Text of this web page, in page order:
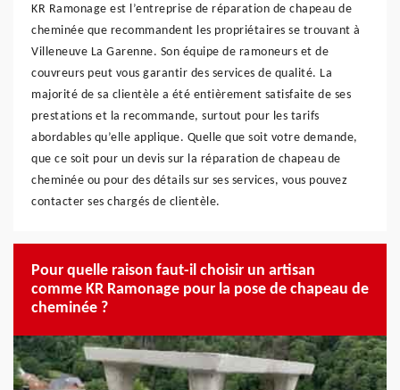
KR Ramonage est l’entreprise de réparation de chapeau de
cheminée que recommandent les propriétaires se trouvant à
Villeneuve La Garenne. Son équipe de ramoneurs et de
couvreurs peut vous garantir des services de qualité. La
majorité de sa clientèle a été entièrement satisfaite de ses
prestations et la recommande, surtout pour les tarifs
abordables qu’elle applique. Quelle que soit votre demande,
que ce soit pour un devis sur la réparation de chapeau de
cheminée ou pour des détails sur ses services, vous pouvez
contacter ses chargés de clientèle.
Pour quelle raison faut-il choisir un artisan
comme KR Ramonage pour la pose de chapeau de
cheminée ?